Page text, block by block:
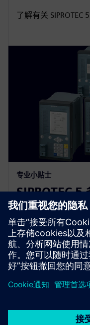
了解有关
专业小贴士
SIPROTEC 5
SIPROTEC 5 系列的